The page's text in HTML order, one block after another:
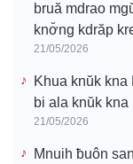
bruă mdrao
knơ̆ng kdrăp
21/05/2026
Khua knŭk
bi ala knŭk
21/05/2026
Mnuih ƀuôn